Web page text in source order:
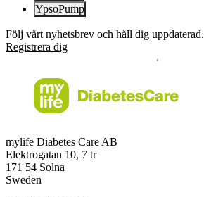
YpsoPump
Följ vårt nyhetsbrev och håll dig uppdaterad.
Registrera dig
mylife Diabetes Care AB
Elektrogatan 10, 7 tr
171 54 Solna
Sweden